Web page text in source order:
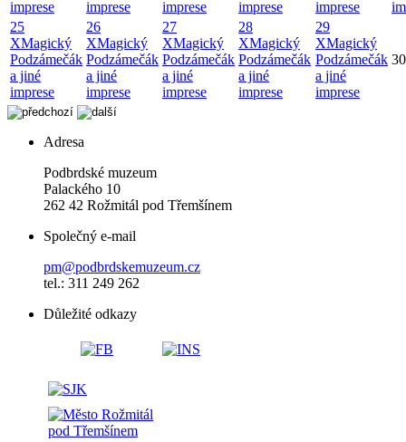
imprese imprese imprese imprese imprese
25
XMagický
Podzámečák
a jiné
imprese
26
XMagický
Podzámečák
a jiné
imprese
27
XMagický
Podzámečák
a jiné
imprese
28
XMagický
Podzámečák
a jiné
imprese
29
XMagický
Podzámečák
a jiné
imprese
30
Adresa
Podbrdské muzeum
Palackého 10
262 42 Rožmitál pod Třemšínem
Společný e-mail
pm@podbrdskemuzeum.cz
tel.: 311 249 262
Důležité odkazy